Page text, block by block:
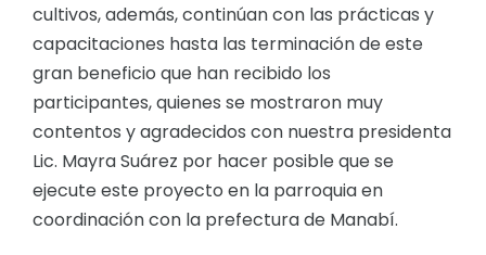
cultivos, además, continúan con las prácticas y
capacitaciones hasta las terminación de este
gran beneficio que han recibido los
participantes, quienes se mostraron muy
contentos y agradecidos con nuestra presidenta
Lic. Mayra Suárez por hacer posible que se
ejecute este proyecto en la parroquia en
coordinación con la prefectura de Manabí.